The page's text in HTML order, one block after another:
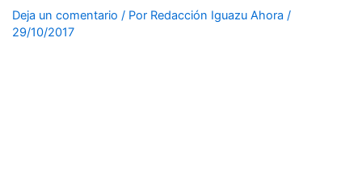
Deja un comentario / Por Redacción Iguazu Ahora /
29/10/2017